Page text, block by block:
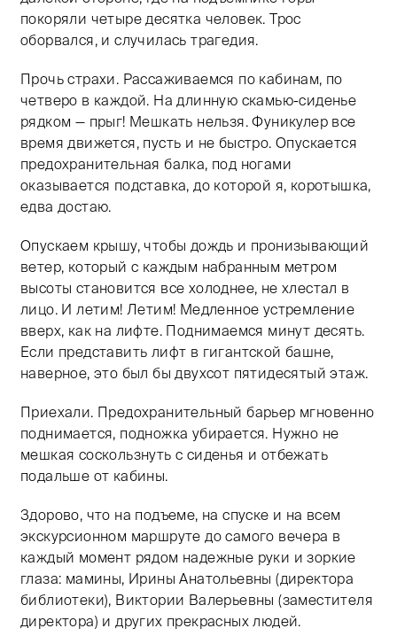
покоряли четыре десятка человек. Трос
оборвался, и случилась трагедия.
Прочь страхи. Рассаживаемся по кабинам, по
четверо в каждой. На длинную скамью-сиденье
рядком — прыг! Мешкать нельзя. Фуникулер все
время движется, пусть и не быстро. Опускается
предохранительная балка, под ногами
оказывается подставка, до которой я, коротышка,
едва достаю.
Опускаем крышу, чтобы дождь и пронизывающий
ветер, который с каждым набранным метром
высоты становится все холоднее, не хлестал в
лицо. И летим! Летим! Медленное устремление
вверх, как на лифте. Поднимаемся минут десять.
Если представить лифт в гигантской башне,
наверное, это был бы двухсот пятидесятый этаж.
Приехали. Предохранительный барьер мгновенно
поднимается, подножка убирается. Нужно не
мешкая соскользнуть с сиденья и отбежать
подальше от кабины.
Здорово, что на подъеме, на спуске и на всем
экскурсионном маршруте до самого вечера в
каждый момент рядом надежные руки и зоркие
глаза: мамины, Ирины Анатольевны (директора
библиотеки), Виктории Валерьевны (заместителя
директора) и других прекрасных людей.